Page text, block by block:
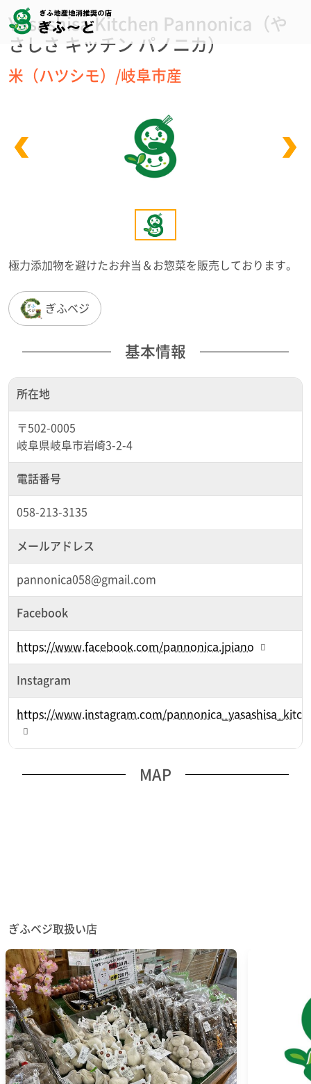
Yasashisa Kitchen Pannonica（や
さしさ キッチン パノニカ）
米（ハツシモ）/岐阜市産
極力添加物を避けたお弁当＆お惣菜を販売しております。
ぎふベジ
基本情報
所在地
〒502-0005
岐阜県岐阜市岩崎3-2-4
電話番号
058-213-3135
メールアドレス
pannonica058@gmail.com
Facebook
https://www.facebook.com/pannonica.jpiano
Instagram
https://www.instagram.com/
MAP
ぎふベジ取扱い店